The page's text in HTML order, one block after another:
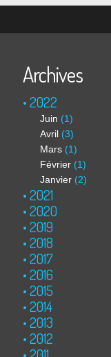
Archives
2022
Juin (1)
Avril (3)
Mars (1)
Février (1)
Janvier (2)
2021
2020
2019
2018
2017
2016
2015
2014
2013
2012